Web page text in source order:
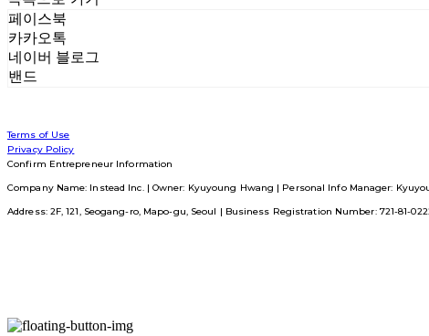
페이스북
카카오톡
네이버 블로그
밴드
Terms of Use
Privacy Policy
Confirm Entrepreneur Information
Company Name: Instead Inc. | Owner: Kyuyoung Hwang | Personal Info Manager:
Address: 2F, 121, Seogang-ro, Mapo-gu, Seoul | Business Registration Number: 721-81-